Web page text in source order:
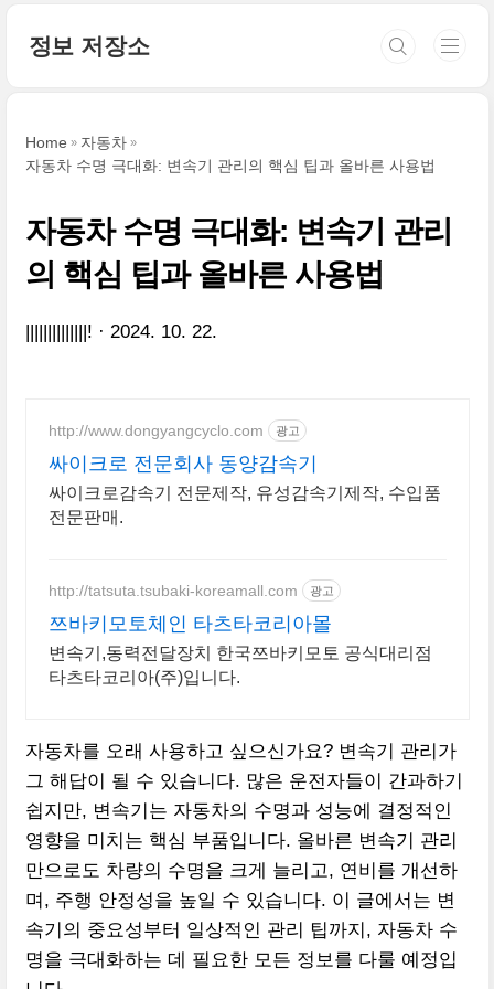
정보 저장소
Home
자동차
자동차 수명 극대화: 변속기 관리의 핵심 팁과 올바른 사용법
자동차 수명 극대화: 변속기 관리
의 핵심 팁과 올바른 사용법
||||||||||||||! 2024. 10. 22.
http://www.dongyangcyclo.com 광고
싸이크로 전문회사 동양감속기
싸이크로감속기 전문제작, 유성감속기제작, 수입품
전문판매.
http://tatsuta.tsubaki-koreamall.com 광고
쯔바키모토체인 타츠타코리아몰
변속기,동력전달장치 한국쯔바키모토 공식대리점
타츠타코리아(주)입니다.
자동차를 오래 사용하고 싶으신가요? 변속기 관리가
그 해답이 될 수 있습니다. 많은 운전자들이 간과하기
쉽지만, 변속기는 자동차의 수명과 성능에 결정적인
영향을 미치는 핵심 부품입니다. 올바른 변속기 관리
만으로도 차량의 수명을 크게 늘리고, 연비를 개선하
며, 주행 안정성을 높일 수 있습니다. 이 글에서는 변
속기의 중요성부터 일상적인 관리 팁까지, 자동차 수
명을 극대화하는 데 필요한 모든 정보를 다룰 예정입